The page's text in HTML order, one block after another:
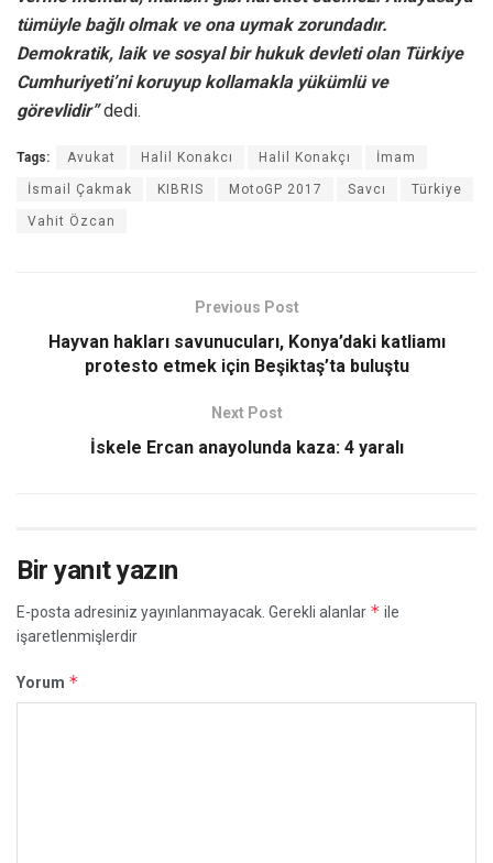
tümüyle bağlı olmak ve ona uymak zorundadır.
Demokratik, laik ve sosyal bir hukuk devleti olan Türkiye
Cumhuriyeti’ni koruyup kollamakla yükümlü ve
görevlidir”dedi.
Tags: Avukat Halil Konakcı Halil Konakçı İmam
İsmail Çakmak KIBRIS MotoGP 2017 Savcı Türkiye
Vahit Özcan
Previous Post
Hayvan hakları savunucuları, Konya’daki katliamı
protesto etmek için Beşiktaş’ta buluştu
Next Post
İskele Ercan anayolunda kaza: 4 yaralı
Bir yanıt yazın
E-posta adresiniz yayınlanmayacak. Gerekli alanlar * ile
işaretlenmişlerdir
Yorum *